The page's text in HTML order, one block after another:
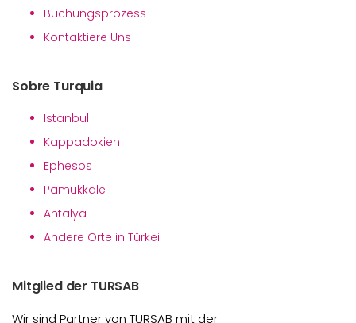
Buchungsprozess
Kontaktiere Uns
Sobre Turquia
Istanbul
Kappadokien
Ephesos
Pamukkale
Antalya
Andere Orte in Türkei
Mitglied der TURSAB
Wir sind Partner von TURSAB mit der